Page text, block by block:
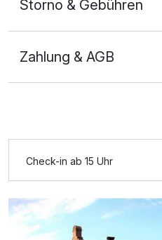
Storno & Gebühren
Zahlung & AGB
Check-in ab 15 Uhr